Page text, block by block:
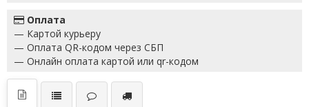
Оплата
— Картой курьеру
— Оплата QR-кодом через СБП
— Онлайн оплата картой или qr-кодом